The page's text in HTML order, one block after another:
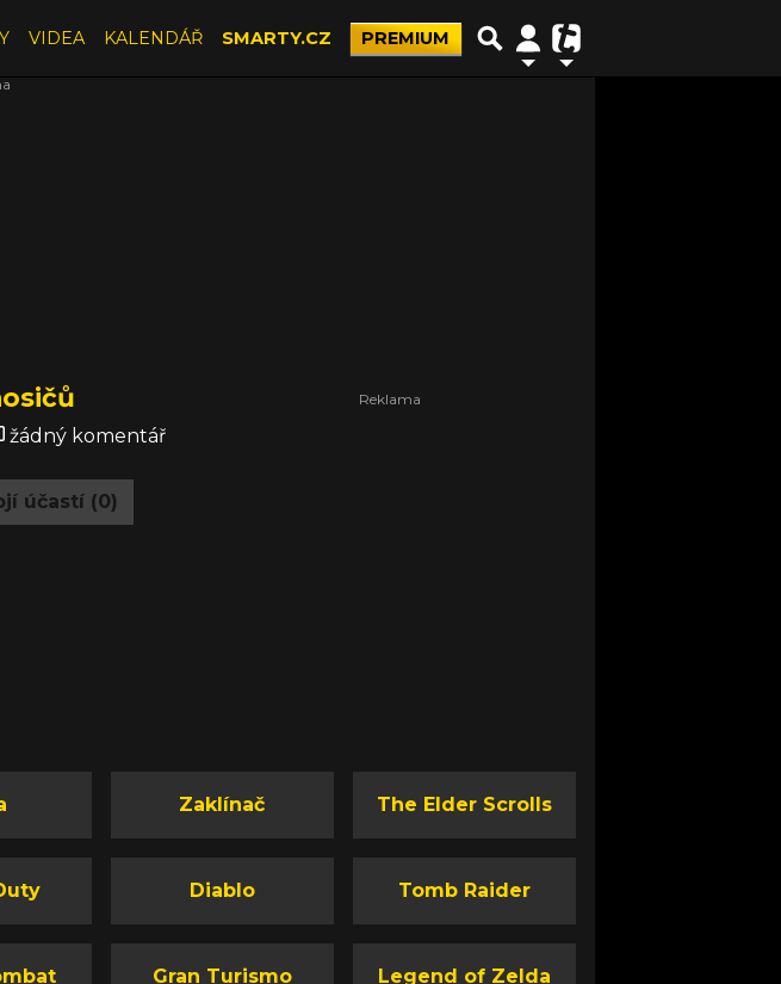
VIDEA KALENDÁŘ SMARTY.CZ PREMIUM
žádný komentář
účastí (0)
Zaklínač The Elder Scrolls
Diablo Tomb Raider
Gran Turismo Legend of Zelda